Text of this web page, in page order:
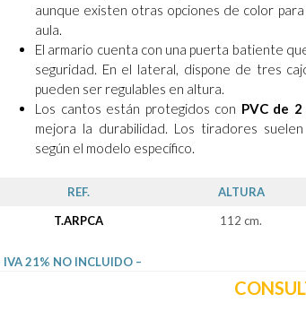
aunque existen otras opciones de color
aula.
El armario cuenta con una puerta batiente
seguridad. En el lateral, dispone de tres
pueden ser regulables en altura.
Los cantos están protegidos con PVC de 2
mejora la durabilidad. Los tiradores
según el modelo específico.
REF. ALTURA
T.ARPCA
112 cm.
IVA 21% NO INCLUIDO –